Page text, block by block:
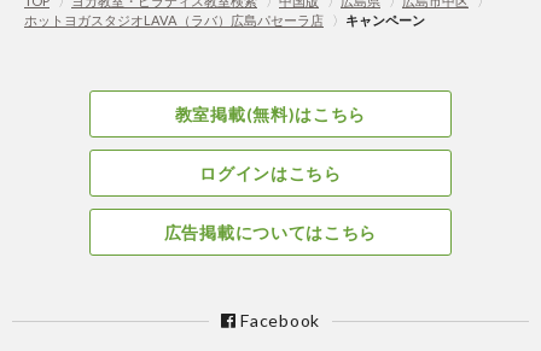
ホットヨガスタジオLAVA（ラバ）広島パセーラ店
〉 キャンペーン
教室掲載(無料)はこちら
ログインはこちら
広告掲載についてはこちら
Facebook